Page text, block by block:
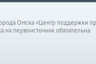
Омска «Центр поддержки
на первоисточник обязательна.